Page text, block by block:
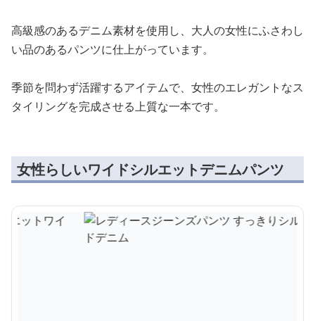
高級感のあるデニム素材を使用し、大人の女性にふさわし
い品のあるパンツに仕上がっています。
季節を問わず活躍するアイテムで、女性のエレガントなス
タイリングを完成させる上質な一本です。
女性らしいワイドシルエットデニムパンツ